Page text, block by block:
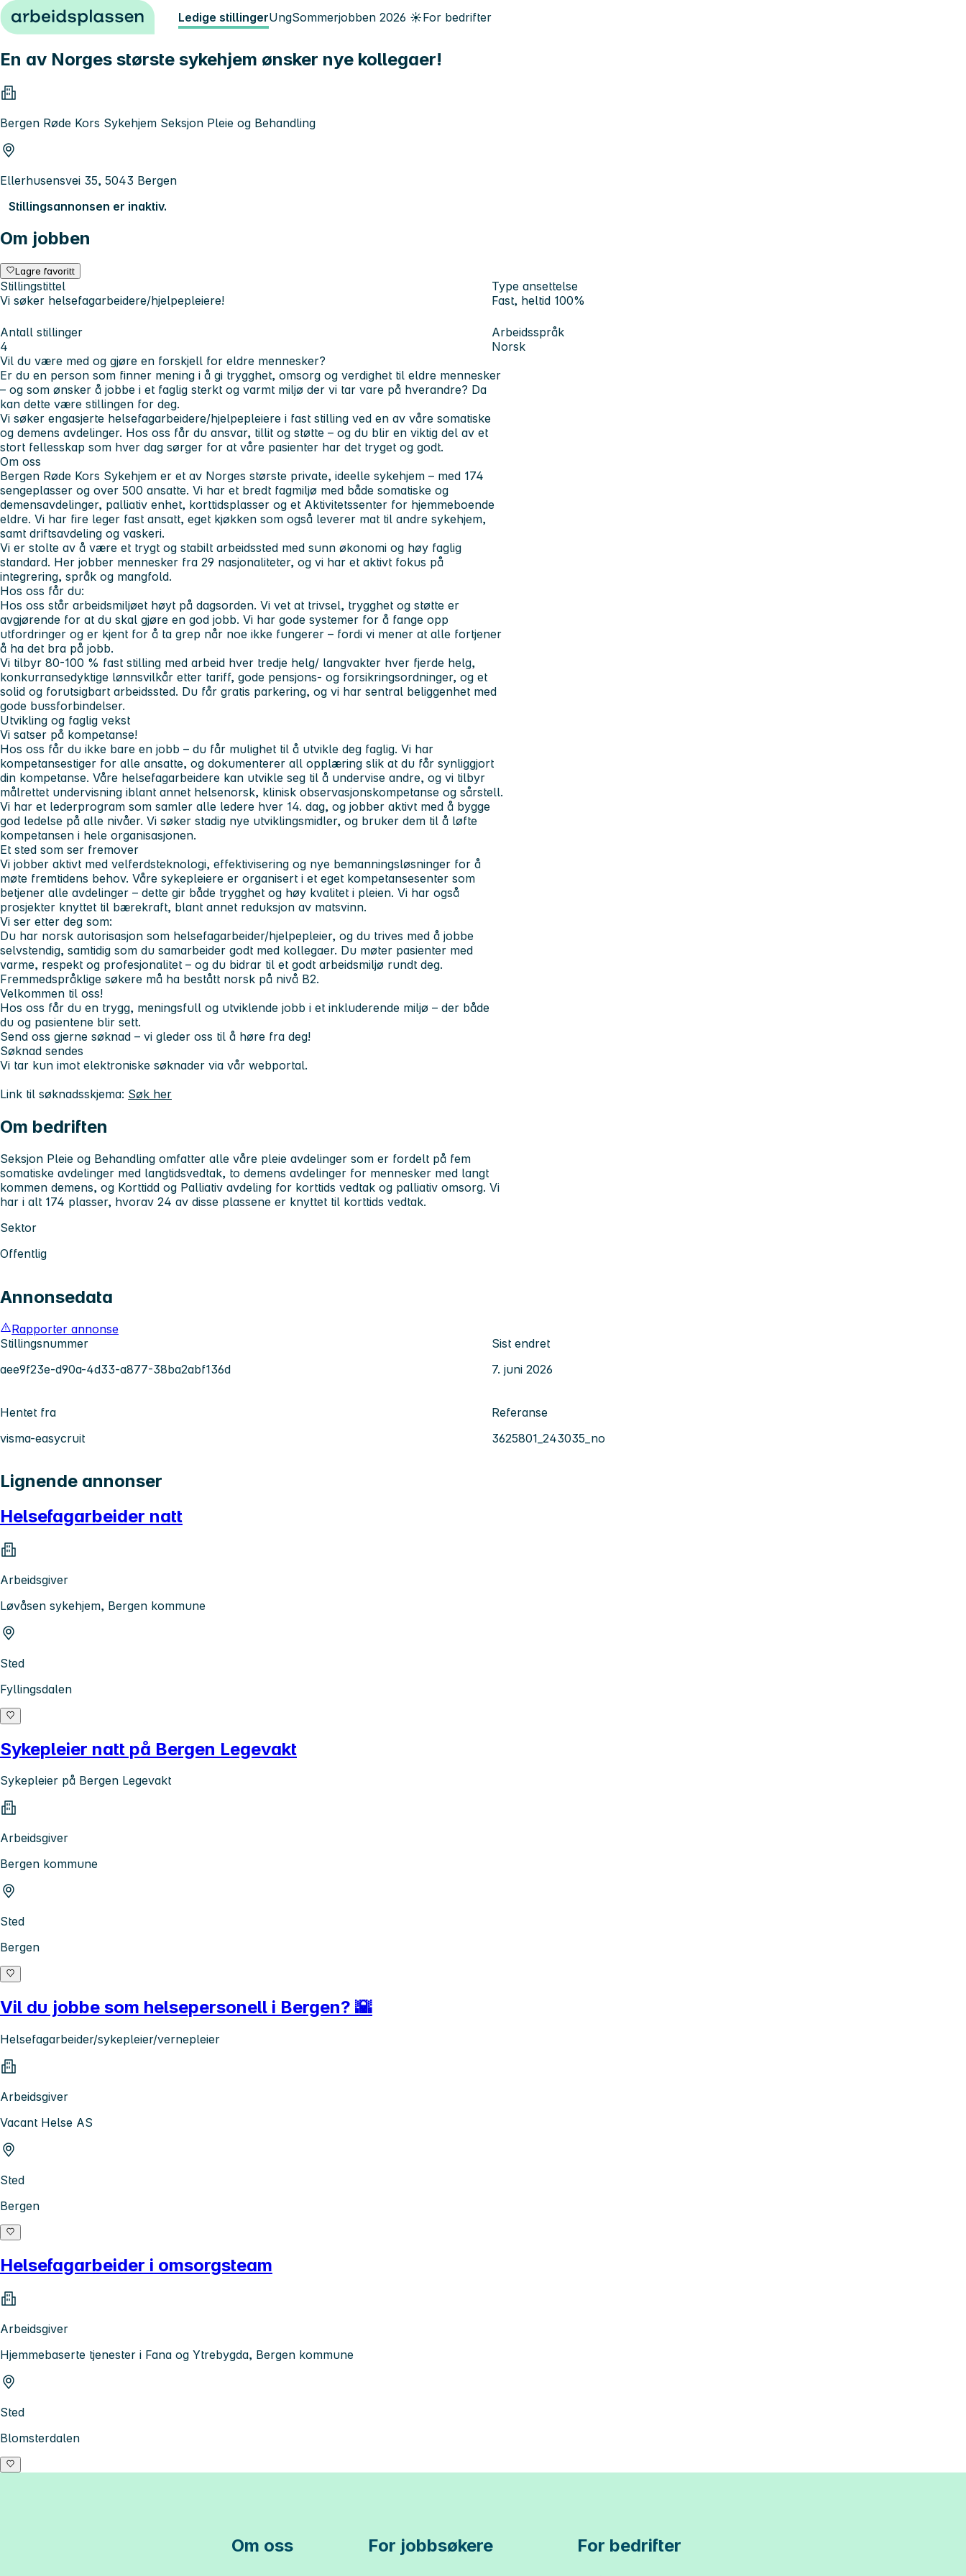
Hopp til innhold Ledige stillingerUngSommerjobben 2026 ☀️For bedrifter
En av Norges største sykehjem ønsker nye kollegaer!
Bergen Røde Kors Sykehjem Seksjon Pleie og Behandling
Ellerhusensvei 35, 5043 Bergen
Stillingsannonsen er inaktiv.
Om jobben
Lagre favoritt
Stillingstittel
Vi søker helsefagarbeidere/hjelpepleiere!
Type ansettelse
Fast, heltid 100%
Antall stillinger
4
Arbeidsspråk
Norsk
Vil du være med og gjøre en forskjell for eldre mennesker?
Er du en person som finner mening i å gi trygghet, omsorg og verdighet til eldre mennesker
– og som ønsker å jobbe i et faglig sterkt og varmt miljø der vi tar vare på hverandre? Da
kan dette være stillingen for deg.
Vi søker engasjerte helsefagarbeidere/hjelpepleiere i fast stilling ved en av våre somatiske
og demens avdelinger. Hos oss får du ansvar, tillit og støtte – og du blir en viktig del av et
stort fellesskap som hver dag sørger for at våre pasienter har det tryget og godt.
Om oss
Bergen Røde Kors Sykehjem er et av Norges største private, ideelle sykehjem – med 174
sengeplasser og over 500 ansatte. Vi har et bredt fagmiljø med både somatiske og
demensavdelinger, palliativ enhet, korttidsplasser og et Aktivitetssenter for hjemmeboende
eldre. Vi har fire leger fast ansatt, eget kjøkken som også leverer mat til andre sykehjem,
samt driftsavdeling og vaskeri.
Vi er stolte av å være et trygt og stabilt arbeidssted med sunn økonomi og høy faglig
standard. Her jobber mennesker fra 29 nasjonaliteter, og vi har et aktivt fokus på
integrering, språk og mangfold.
Hos oss får du:
Hos oss står arbeidsmiljøet høyt på dagsorden. Vi vet at trivsel, trygghet og støtte er
avgjørende for at du skal gjøre en god jobb. Vi har gode systemer for å fange opp
utfordringer og er kjent for å ta grep når noe ikke fungerer – fordi vi mener at alle fortjener
å ha det bra på jobb.
Vi tilbyr 80-100 % fast stilling med arbeid hver tredje helg/ langvakter hver fjerde helg,
konkurransedyktige lønnsvilkår etter tariff, gode pensjons- og forsikringsordninger, og et
solid og forutsigbart arbeidssted. Du får gratis parkering, og vi har sentral beliggenhet med
gode bussforbindelser.
Utvikling og faglig vekst
Vi satser på kompetanse!
Hos oss får du ikke bare en jobb – du får mulighet til å utvikle deg faglig. Vi har
kompetansestiger for alle ansatte, og dokumenterer all opplæring slik at du får synliggjort
din kompetanse. Våre helsefagarbeidere kan utvikle seg til å undervise andre, og vi tilbyr
målrettet undervisning iblant annet helsenorsk, klinisk observasjonskompetanse og sårstell.
Vi har et lederprogram som samler alle ledere hver 14. dag, og jobber aktivt med å bygge
god ledelse på alle nivåer. Vi søker stadig nye utviklingsmidler, og bruker dem til å løfte
kompetansen i hele organisasjonen.
Et sted som ser fremover
Vi jobber aktivt med velferdsteknologi, effektivisering og nye bemanningsløsninger for å
møte fremtidens behov. Våre sykepleiere er organisert i et eget kompetansesenter som
betjener alle avdelinger – dette gir både trygghet og høy kvalitet i pleien. Vi har også
prosjekter knyttet til bærekraft, blant annet reduksjon av matsvinn.
Vi ser etter deg som:
Du har norsk autorisasjon som helsefagarbeider/hjelpepleier, og du trives med å jobbe
selvstendig, samtidig som du samarbeider godt med kollegaer. Du møter pasienter med
varme, respekt og profesjonalitet – og du bidrar til et godt arbeidsmiljø rundt deg.
Fremmedspråklige søkere må ha bestått norsk på nivå B2.
Velkommen til oss!
Hos oss får du en trygg, meningsfull og utviklende jobb i et inkluderende miljø – der både
du og pasientene blir sett.
Send oss gjerne søknad – vi gleder oss til å høre fra deg!
Søknad sendes
Vi tar kun imot elektroniske søknader via vår webportal.
Link til søknadsskjema: Søk her
Om bedriften
Seksjon Pleie og Behandling omfatter alle våre pleie avdelinger som er fordelt på fem
somatiske avdelinger med langtidsvedtak, to demens avdelinger for mennesker med langt
kommen demens, og Korttidd og Palliativ avdeling for korttids vedtak og palliativ omsorg. Vi
har i alt 174 plasser, hvorav 24 av disse plassene er knyttet til korttids vedtak.
Sektor
Offentlig
Annonsedata
Rapporter annonse
Stillingsnummer
aee9f23e-d90a-4d33-a877-38ba2abf136d
Sist endret
7. juni 2026
Hentet fra
visma-easycruit
Referanse
3625801_243035_no
Lignende annonser
Helsefagarbeider natt
Arbeidsgiver
Løvåsen sykehjem, Bergen kommune
Sted
Fyllingsdalen
Sykepleier natt på Bergen Legevakt
Sykepleier på Bergen Legevakt
Arbeidsgiver
Bergen kommune
Sted
Bergen
Vil du jobbe som helsepersonell i Bergen? 🌇
Helsefagarbeider/sykepleier/vernepleier
Arbeidsgiver
Vacant Helse AS
Sted
Bergen
Helsefagarbeider i omsorgsteam
Arbeidsgiver
Hjemmebaserte tjenester i Fana og Ytrebygda, Bergen kommune
Sted
Blomsterdalen
Om oss For jobbsøkere For bedrifter